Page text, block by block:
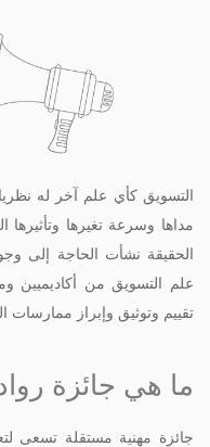
التسويق كأي علم آخر له
مداها وسرعة تغيرها وتأثيرها
الحقيقة نشأت الحاجة إلى
علم التسويق من
تقييم وتوثيق وإبراز
ما هي جائزة
جائزة مهنية مستقلة تسعى